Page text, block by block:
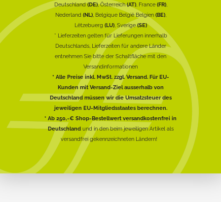
Deutschland(DE), Österreich(AT), France (FR),
Nederland (NL), Belgique België Belgien (BE),
Lëtzebuerg (LU), Sverige(SE)
* Lieferzeiten gelten für Lieferungen innerhalb
Deutschlands, Lieferzeiten für andere Länder
entnehmen Sie bitte der Schaltfläche mit den
Versandinformationen
* Alle Preise inkl. MwSt. zzgl. Versand. Für EU-
Kunden mit Versand-Ziel ausserhalb von
Deutschland müssen wir die Umsatzsteuer des
jeweiligen EU-Mitgliedsstaates berechnen.
* Ab 250,-€ Shop-Bestellwert versandkostenfrei in
Deutschlandund in den beim jeweiligen Artikel als
versandfrei gekennzeichneten Ländern!